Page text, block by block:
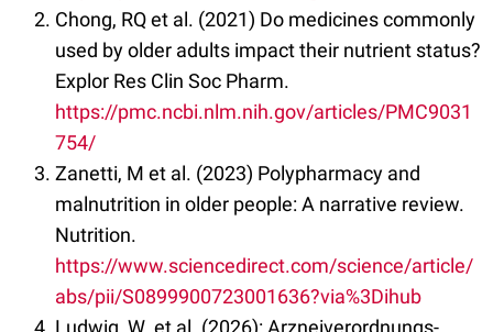
Chong, RQ et al. (2021) Do medicines commonly
used by older adults impact their nutrient status?
Explor Res Clin Soc Pharm.
https://pmc.ncbi.nlm.nih.gov/articles/PMC9031
754/
Zanetti, M et al. (2023) Polypharmacy and
malnutrition in older people: A narrative review.
Nutrition.
https://www.sciencedirect.com/science/article/
abs/pii/S0899900723001636?via%3Dihub
Ludwig, W. et al. (2026): Arzneiverordnungs-